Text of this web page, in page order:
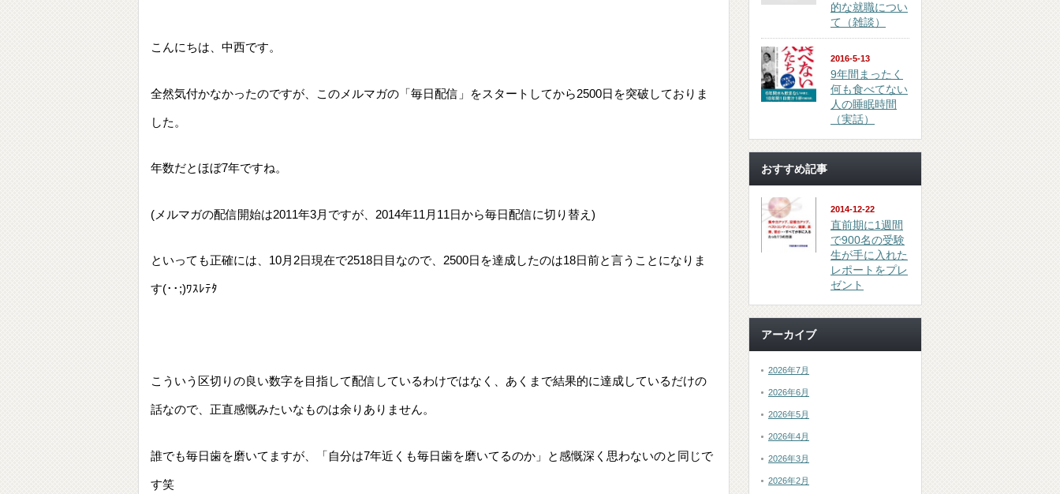
こんにちは、中西です。
全然気付かなかったのですが、このメルマガの「毎日配信」をスタートしてから2500日を突破しておりま
した。
年数だとほぼ7年ですね。
(メルマガの配信開始は2011年3月ですが、2014年11月11日から毎日配信に切り替え)
といっても正確には、10月2日現在で2518日目なので、2500日を達成したのは18日前と言うことになりま
す(･･;)ﾜｽﾚﾃﾀ
こういう区切りの良い数字を目指して配信しているわけではなく、あくまで結果的に達成しているだけの
話なので、正直感慨みたいなものは余りありません。
誰でも毎日歯を磨いてますが、「自分は7年近くも毎日歯を磨いてるのか」と感慨深く思わないのと同じで
す笑
的な就職につい
て（雑談）
2016-5-13
9年間まったく
何も食べてない
人の睡眠時間
（実話）
おすすめ記事
2014-12-22
直前期に1週間
で900名の受験
生が手に入れた
レポートをプレ
ゼント
アーカイブ
2026年7月
2026年6月
2026年5月
2026年4月
2026年3月
2026年2月